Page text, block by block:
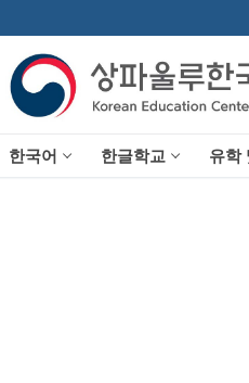
한국어 한글학교 유학